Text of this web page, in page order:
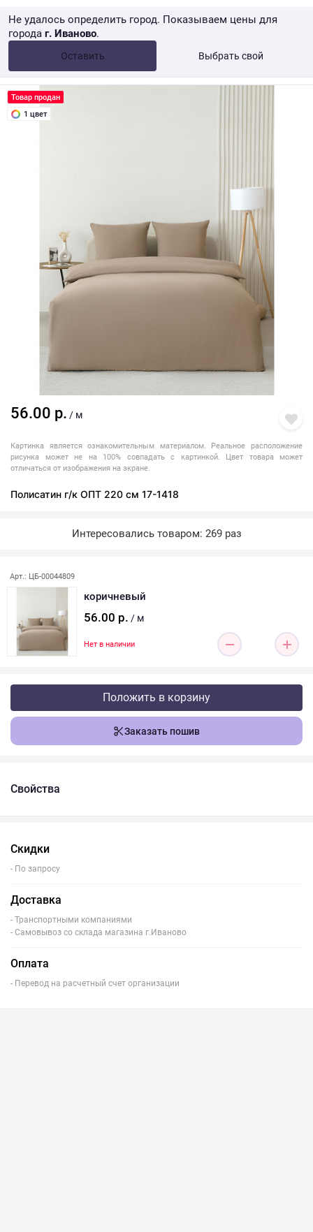
Не удалось определить город. Показываем цены для
города г. Иваново.
Оставить Выбрать свой
от 10 000 ₽ Розница → WB
Товар продан
1 цвет
56.00 р. / м
Картинка является ознакомительным материалом. Реальное расположение
рисунка может не на 100% совпадать с картинкой. Цвет товара может
отличаться от изображения на экране.
Полисатин г/к ОПТ 220 см 17-1418
Интересовались товаром: 269 раз
Арт.: ЦБ-00044809
коричневый
56.00 р. / м
Нет в наличии
Положить в корзину
Заказать пошив
Свойства
Скидки
- По запросу
Доставка
- Транспортными компаниями
- Самовывоз со склада магазина г.Иваново
Оплата
- Перевод на расчетный счет организации